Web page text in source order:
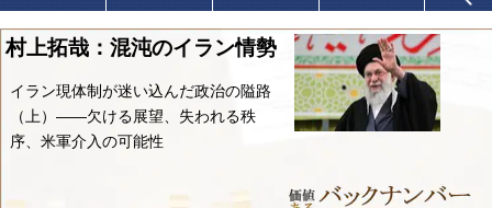
村上拓哉：混沌のイラン情勢
イラン現体制が迷い込んだ政治の隘路
（上）――欠ける展望、失われる秩
序、米軍介入の可能性